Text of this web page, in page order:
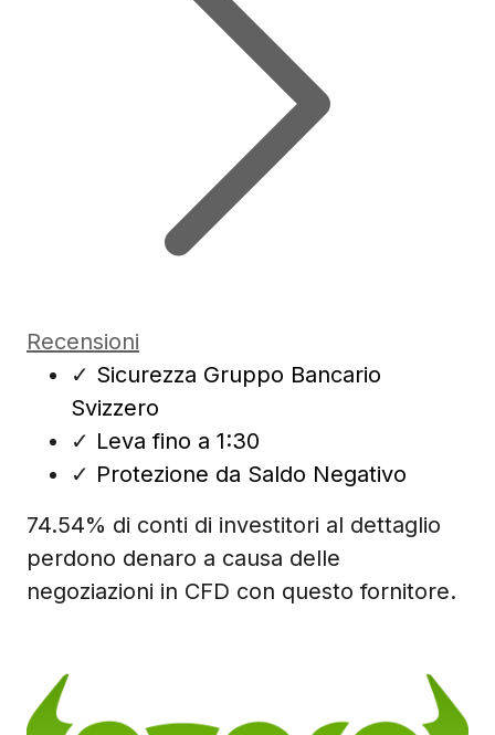
Recensioni
✓ Sicurezza Gruppo Bancario
Svizzero
✓ Leva fino a 1:30
✓ Protezione da Saldo Negativo
74.54% di conti di investitori al dettaglio
perdono denaro a causa delle
negoziazioni in CFD con questo fornitore.